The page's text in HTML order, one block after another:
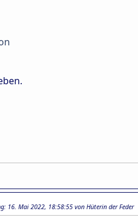
: 16. Mai 2022, 18:58:55 von Hüterin der Feder